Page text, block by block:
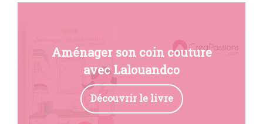
Aménager son coin couture
avec Lalouandco
Découvrir le livre